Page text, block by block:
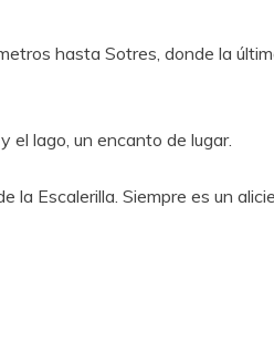
hasta Sotres, donde la
el lago, un encanto de lugar.
la Escalerilla. Siempre es un